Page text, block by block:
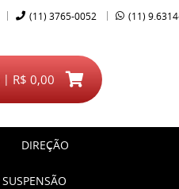
(11) 3765-0052 (11)
R$ 0,00
DIREÇÃO
SUSPENSÃO